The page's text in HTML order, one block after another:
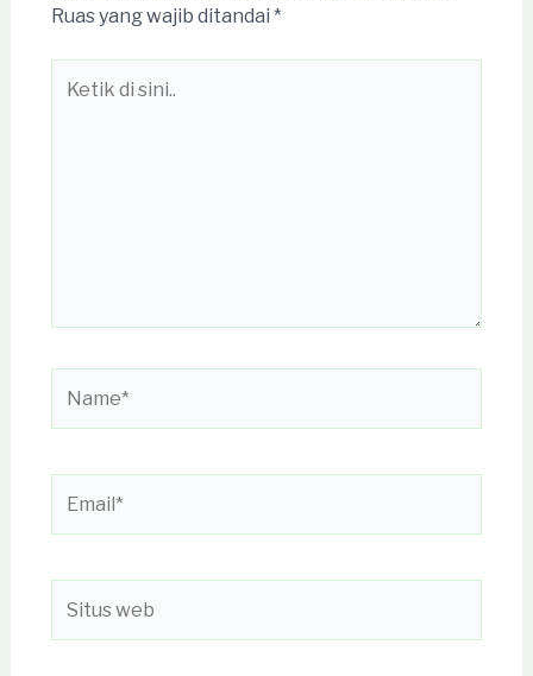
Ruas yang wajib ditandai *
web